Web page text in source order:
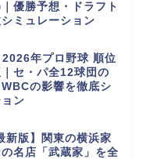
優勝予想・ドラフト
ミュレーション
2026年プロ野球 順位
セ・パ全12球団の
の影響を徹底シ
ン
新版】関東の横浜家
名店「武蔵家」を全